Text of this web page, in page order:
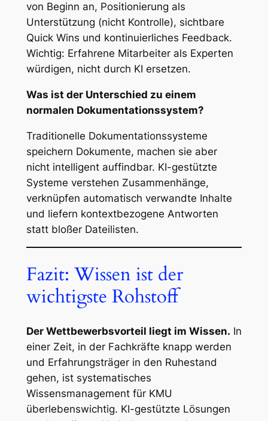
von Beginn an, Positionierung als
Unterstützung (nicht Kontrolle), sichtbare
Quick Wins und kontinuierliches Feedback.
Wichtig: Erfahrene Mitarbeiter als Experten
würdigen, nicht durch KI ersetzen.
Was ist der Unterschied zu einem
normalen Dokumentationssystem?
Traditionelle Dokumentationssysteme
speichern Dokumente, machen sie aber
nicht intelligent auffindbar. KI-gestützte
Systeme verstehen Zusammenhänge,
verknüpfen automatisch verwandte Inhalte
und liefern kontextbezogene Antworten
statt bloßer Dateilisten.
Fazit: Wissen ist der
wichtigste Rohstoff
Der Wettbewerbsvorteil liegt im Wissen. In
einer Zeit, in der Fachkräfte knapp werden
und Erfahrungsträger in den Ruhestand
gehen, ist systematisches
Wissensmanagement für KMU
überlebenswichtig. KI-gestützte Lösungen